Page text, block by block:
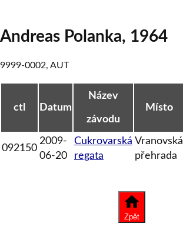
Andreas Polanka, 1964
9999-0002, AUT
ctl Datum
Název
závodu
Místo
092150
2009-
06-20
Cukrovarská
regata
Vranovská
přehrada
Zpět